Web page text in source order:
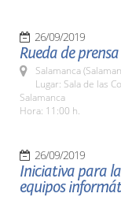
26/09/2019
Rueda de
Salamanca
Lugar: Sala de las
Salamanca
Hora: 11:00 h.
26/09/2019
Iniciativa para
equipos